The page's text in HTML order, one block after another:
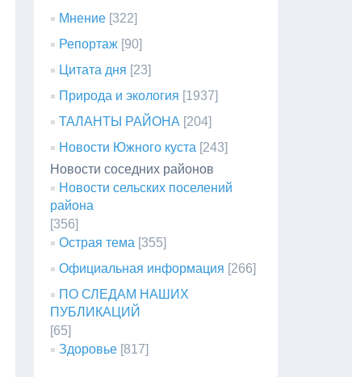
Мнение [322]
Репортаж [90]
Цитата дня [23]
Природа и экология [1937]
ТАЛАНТЫ РАЙОНА [204]
Новости Южного куста [243]
Новости соседних районов
Новости сельских поселений
района
[356]
Острая тема [355]
Официальная информация [266]
ПО СЛЕДАМ НАШИХ
ПУБЛИКАЦИЙ
[65]
Здоровье [817]